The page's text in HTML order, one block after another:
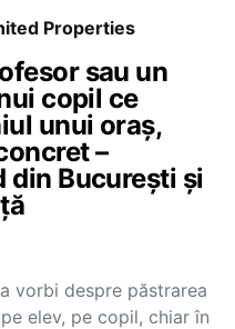
Properties
sau un
copil ce
unui oraș,
–
din București și
vorbi despre păstrarea
elev, pe copil, chiar în